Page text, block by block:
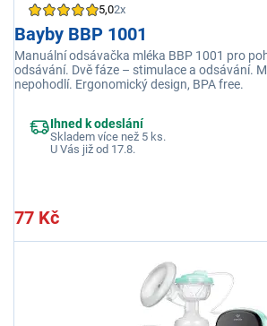
5,02x
Bayby BBP 1001
Manuální odsávačka mléka BBP 1001 pro
odsávání. Dvě fáze – stimulace a odsávání.
nepohodlí. Ergonomický design, BPA free.
Ihned k odeslání
Skladem více než 5 ks.
U Vás již od 17.8.
77 Kč